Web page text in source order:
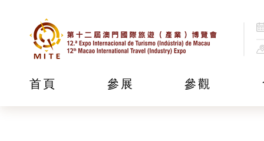
首頁 參展 參觀